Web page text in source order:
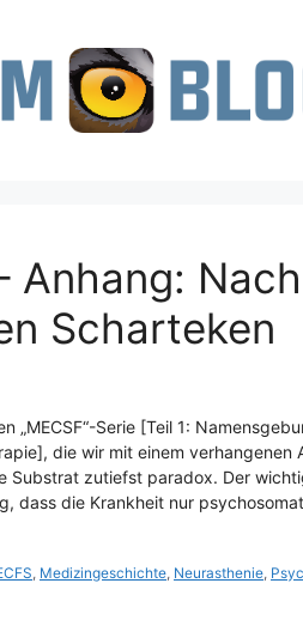
Anhang:
Scharteken
„MECSF“-Serie [Teil 1:
die wir mit einem
Substrat zutiefst paradox. Der
dass die Krankheit nur
, Medizingeschichte, Neurasthenie,